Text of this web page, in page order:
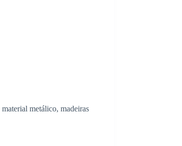
metálico, madeiras